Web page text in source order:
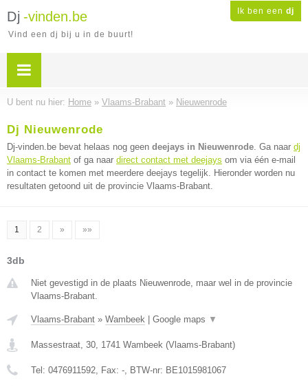
Ik ben een dj
Dj -vinden.be
Vind een dj bij u in de buurt!
U bent nu hier: Home » Vlaams-Brabant » Nieuwenrode
Dj Nieuwenrode
Dj-vinden.be bevat helaas nog geen deejays in Nieuwenrode. Ga naar dj
Vlaams-Brabant of ga naar direct contact met deejays om via één e-mail
in contact te komen met meerdere deejays tegelijk. Hieronder worden nu
resultaten getoond uit de provincie Vlaams-Brabant.
1 2 » »»
3db
Niet gevestigd in de plaats Nieuwenrode, maar wel in de provincie
Vlaams-Brabant.
Vlaams-Brabant » Wambeek Google maps ▼
Massestraat, 30, 1741 Wambeek (Vlaams-Brabant)
Tel: 0476911592, Fax: -, BTW-nr: BE1015981067